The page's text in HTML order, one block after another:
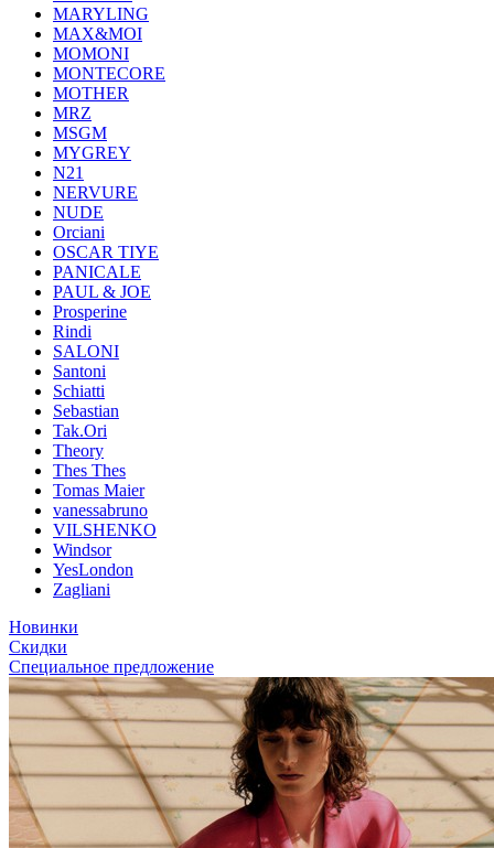
MARYLING
MAX&MOI
MOMONI
MONTECORE
MOTHER
MRZ
MSGM
MYGREY
N21
NERVURE
NUDE
Orciani
OSCAR TIYE
PANICALE
PAUL & JOE
Prosperine
Rindi
SALONI
Santoni
Schiatti
Sebastian
Tak.Ori
Theory
Thes Thes
Tomas Maier
vanessabruno
VILSHENKO
Windsor
YesLondon
Zagliani
Новинки
Скидки
Специальное предложение